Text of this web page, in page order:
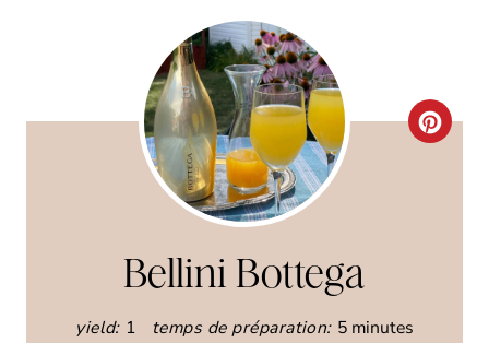
C
Bellini Bottega
yield: 1 temps de préparation: 5 minutes